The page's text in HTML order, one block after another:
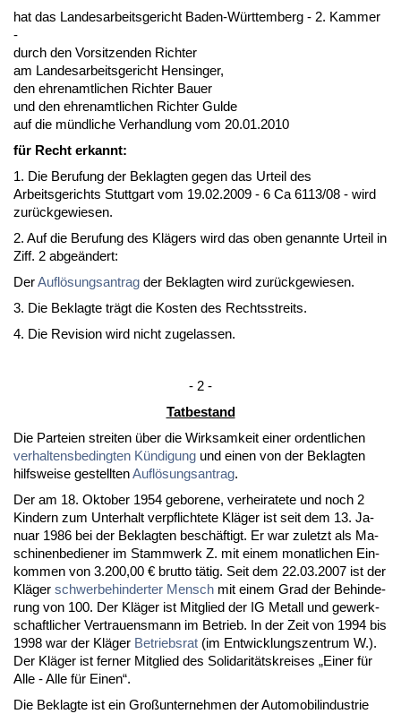
hat das Lan­des­ar­beits­ge­richt Ba­den-Würt­tem­berg - 2. Kam­mer
-
durch den Vor­sit­zen­den Rich­ter
am Lan­des­ar­beits­ge­richt Hen­sin­ger,
den eh­ren­amt­li­chen Rich­ter Bau­er
und den eh­ren­amt­li­chen Rich­ter Gul­de
auf die münd­li­che Ver­hand­lung vom 20.01.2010
für Recht er­kannt:
1. Die Be­ru­fung der Be­klag­ten ge­gen das Ur­teil des
Ar­beits­ge­richts Stutt­gart vom 19.02.2009 - 6 Ca 6113/08 - wird
zurück­ge­wie­sen.
2. Auf die Be­ru­fung des Klägers wird das oben ge­nann­te Ur­teil in
Ziff. 2 ab­geändert:
DerAuflösungs­an­trag der Be­klag­ten wird zurück­ge­wie­sen.
3. Die Be­klag­te trägt die Kos­ten des Rechts­streits.
4. Die Re­vi­si­on wird nicht zu­ge­las­sen.
- 2 -
Tat­be­stand
Die Par­tei­en strei­ten über die Wirk­sam­keit ei­ner or­dent­li­chen
ver­hal­tens­be­ding­ten Kündi­gung und ei­nen von der Be­klag­ten
hilfs­wei­se ge­stell­tenAuflösungs­an­trag.
Der am 18. Ok­to­ber 1954 ge­bo­re­ne, ver­hei­ra­te­te und noch 2
Kin­dern zum Un­ter­halt ver­pflich­te­te Kläger ist seit dem 13. Ja­
nu­ar 1986 bei der Be­klag­ten beschäftigt. Er war zu­letzt als Ma­
schi­nen­be­die­ner im Stamm­werk Z. mit ei­nem mo­nat­li­chen Ein­
kom­men von 3.200,00 € brut­to tätig. Seit dem 22.03.2007 ist der
Kläger schwer­be­hin­der­ter Mensch mit ei­nem Grad der Be­hin­de­
rung von 100. Der Kläger ist Mit­glied der IG Me­tall und ge­werk­
schaft­li­cher Ver­trau­ens­mann im Be­trieb. In der Zeit von 1994 bis
1998 war der Kläger Be­triebs­rat (im Ent­wick­lungs­zen­trum W.).
Der Kläger ist fer­ner Mit­glied des So­li­da­ritäts­krei­ses „Ei­ner für
Al­le - Al­le für Ei­nen“.
Die Be­klag­te ist ein Großun­ter­neh­men der Au­to­mo­bil­in­dus­trie